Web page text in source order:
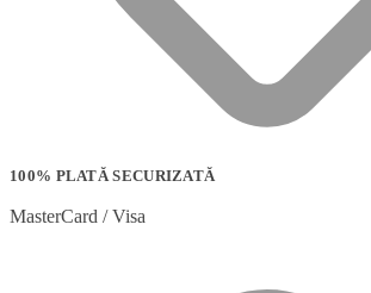
100% PLATĂ SECURIZATĂ
MasterCard / Visa